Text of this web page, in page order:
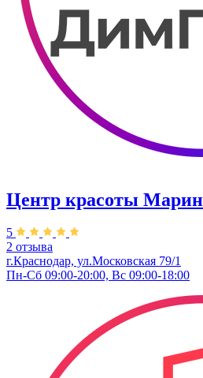
Центр красоты
5
2 отзыва
г.Краснодар, ул.Московская 79/1
Пн-Сб 09:00-20:00, Вс 09:00-18:00